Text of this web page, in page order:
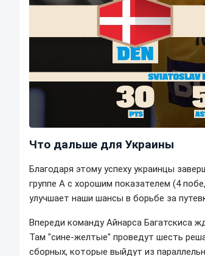
Что дальше для Украины
Благодаря этому успеху украинцы
группе А с хорошим показателем (4
улучшает наши шансы в борьбе за
Впереди команду Айнарса Багатскиса
Там "сине-желтые" проведут шесть
сборных, которые выйдут из